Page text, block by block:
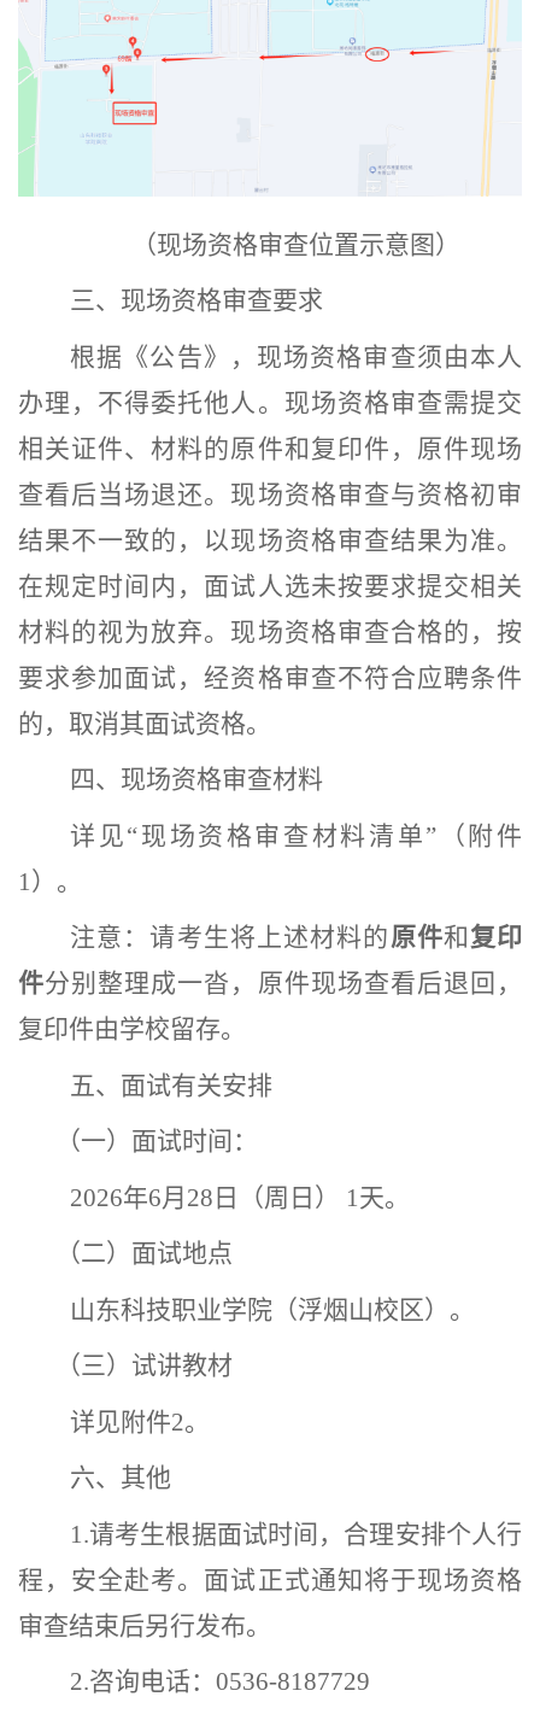
（现场资格审查位置示意图）
三、 现场资格审查要求
根据《公告》， 现场资格审查须由本人
办理，不得委托他人。现场资格审查需提交
相关证件、材料的原件和复印件，原件现场
查看后当场退还。现场资格审查与资格初审
结果不一致的，以现场资格审查结果为准。
在规定时间内，面试人选未按要求提交相关
材料的视为放弃。现场资格审查合格的，按
要求参加面试，经资格审查不符合应聘条件
的，取消其面试资格。
四、 现场资格审查材料
详见“现场资格审查材料清单”（附件
1） 。
注意：请考生将上述材料的原件和复印
件分别整理成一沓，原件现场查看后退回，
复印件由学校留存。
五、 面试有关安排
（一） 面试时间：
2026年6月28日（周日） 1天。
（二） 面试地点
山东科技职业学院（浮烟山校区）。
（三） 试讲教材
详见附件2。
六、 其他
1.请考生根据面试时间，合理安排个人行
程，安全赴考。面试正式通知将于现场资格
审查结束后另行发布。
2.咨询电话： 0536-8187729